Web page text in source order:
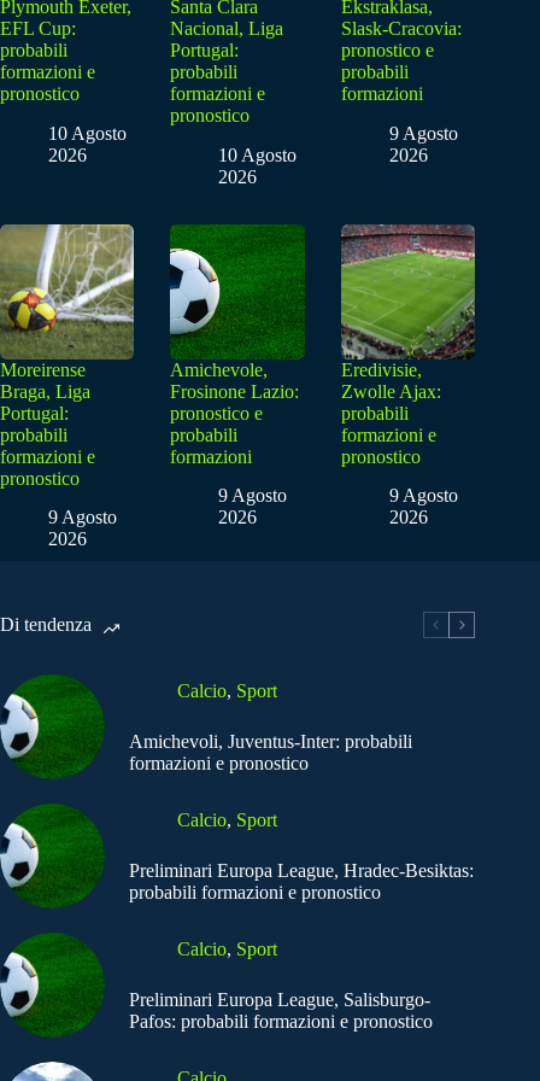
Plymouth Exeter,
EFL Cup:
probabili
formazioni e
pronostico
10 Agosto
2026
Santa Clara
Nacional, Liga
Portugal:
probabili
formazioni e
pronostico
10 Agosto
2026
Ekstraklasa,
Slask-Cracovia:
pronostico e
probabili
formazioni
9 Agosto
2026
Moreirense
Braga, Liga
Portugal:
probabili
formazioni e
pronostico
9 Agosto
2026
Amichevole,
Frosinone Lazio:
pronostico e
probabili
formazioni
9 Agosto
2026
Eredivisie,
Zwolle Ajax:
probabili
formazioni e
pronostico
9 Agosto
2026
Di tendenza
Calcio, Sport
Amichevoli, Juventus-Inter: probabili
formazioni e pronostico
Calcio, Sport
Preliminari Europa League, Hradec-Besiktas:
probabili formazioni e pronostico
Calcio, Sport
Preliminari Europa League, Salisburgo-
Pafos: probabili formazioni e pronostico